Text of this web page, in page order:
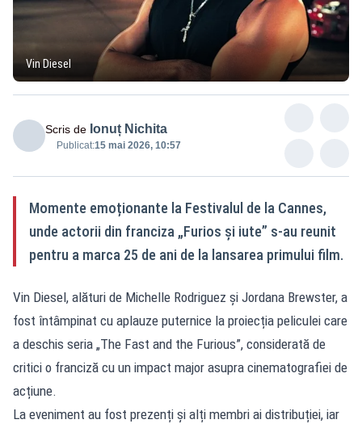
Vin Diesel
Scris de Ionuț Nichita
Publicat:15 mai 2026, 10:57
Momente emoționante la Festivalul de la Cannes,
unde actorii din franciza „Furios și iute” s-au reunit
pentru a marca 25 de ani de la lansarea primului film.
Vin Diesel, alături de Michelle Rodriguez și Jordana Brewster, a
fost întâmpinat cu aplauze puternice la proiecția peliculei care
a deschis seria „The Fast and the Furious”, considerată de
critici o franciză cu un impact major asupra cinematografiei de
acțiune.
La eveniment au fost prezenți și alți membri ai distribuției, iar